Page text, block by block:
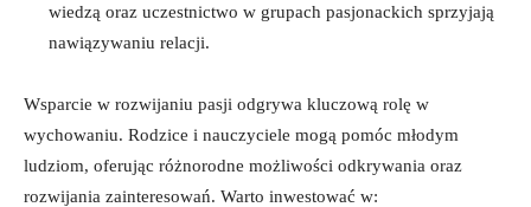
wiedzą‌ oraz uczestnictwo w grupach pasjonackich sprzyjają
nawiązywaniu ⁤relacji.
Wsparcie w‍ rozwijaniu pasji odgrywa ​kluczową⁣ rolę w
wychowaniu. ⁤Rodzice i nauczyciele ⁤mogą pomóc ⁣młodym​
ludziom, oferując⁤ różnorodne możliwości odkrywania‌ oraz
rozwijania zainteresowań. Warto inwestować w: